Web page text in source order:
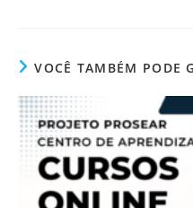
VOCÊ TAMBÉM PODE